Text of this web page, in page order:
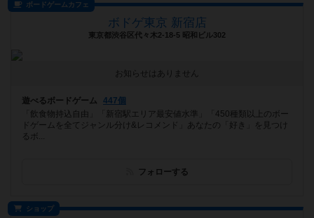
ボードゲームカフェ
ボドゲ東京 新宿店
東京都渋谷区代々木2-18-5 昭和ビル302
お知らせはありません
遊べるボードゲーム
447個
「飲食物持込自由」「新宿駅エリア最安値水準」「450種類以上のボー
ドゲームを全てジャンル分け&レコメンド」あなたの「好き」を見つけ
るボ...
フォローする
ショップ